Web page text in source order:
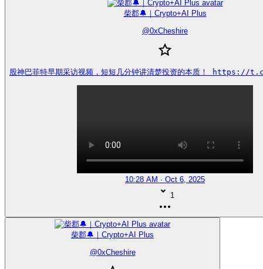
柴郡🔔｜Crypto+AI Plus
@0xCheshire
股神巴菲特早期采访视频，短短几分钟讲清楚投资的本质！ https://
10:28 AM · Oct 6, 2025
1
柴郡🔔｜Crypto+AI Plus
@0xCheshire